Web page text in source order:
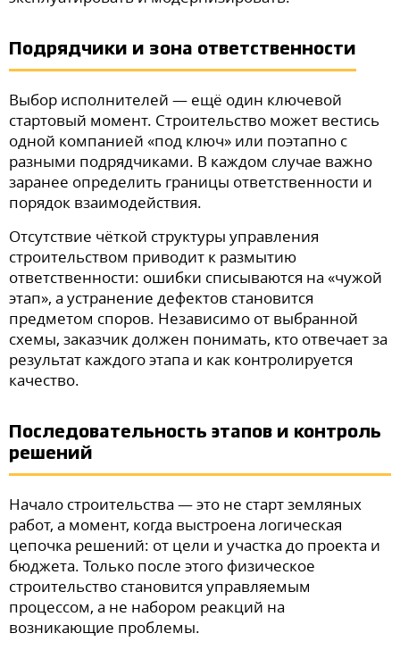
Подрядчики и зона ответственности
Выбор исполнителей — ещё один ключевой
стартовый момент. Строительство может вестись
одной компанией «под ключ» или поэтапно с
разными подрядчиками. В каждом случае важно
заранее определить границы ответственности и
порядок взаимодействия.
Отсутствие чёткой структуры управления
строительством приводит к размытию
ответственности: ошибки списываются на «чужой
этап», а устранение дефектов становится
предметом споров. Независимо от выбранной
схемы, заказчик должен понимать, кто отвечает за
результат каждого этапа и как контролируется
качество.
Последовательность этапов и контроль
решений
Начало строительства — это не старт земляных
работ, а момент, когда выстроена логическая
цепочка решений: от цели и участка до проекта и
бюджета. Только после этого физическое
строительство становится управляемым
процессом, а не набором реакций на
возникающие проблемы.